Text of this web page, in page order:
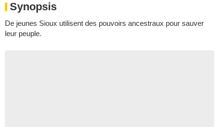
Synopsis
De jeunes Sioux utilisent des pouvoirs ancestraux pour sauver
leur peuple.